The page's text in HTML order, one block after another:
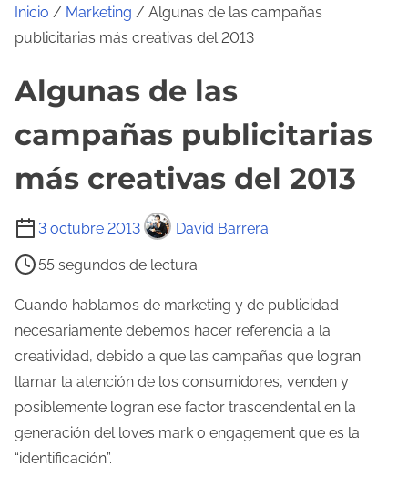
Inicio / Marketing / Algunas de las campañas
publicitarias más creativas del 2013
Algunas de las
campañas publicitarias
más creativas del 2013
3 octubre 2013 David Barrera
T
e
m
p
o
d
e
l
e
55 segundos de lectura
Cuando hablamos de marketing y de publicidad
necesariamente debemos hacer referencia a la
creatividad, debido a que las campañas que logran
llamar la atención de los consumidores, venden y
posiblemente logran ese factor trascendental en la
generación del loves mark o engagement que es la
“identificación”.